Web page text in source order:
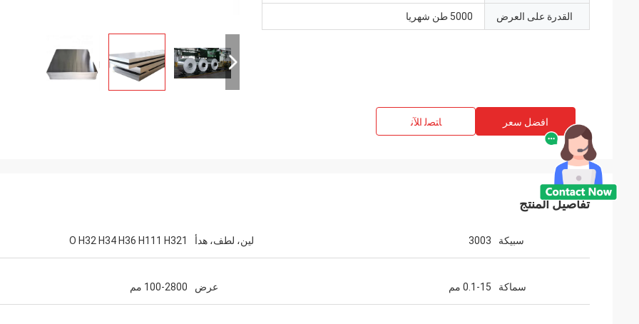
في تعاوننا على مدى
القدرة على العرض 5000 طن شهريا
افضل سعر ﺎﺘﺼﻟ ﺍﻶﻧ
تفاصيل المنتج
سبيكة 3003 لين، لطف، هدأ O H32 H34 H36 H111 H321
سماكة 0.1-15 مم عرض 100-2800 مم